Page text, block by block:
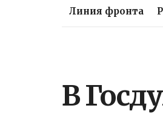
Линия фронта
В